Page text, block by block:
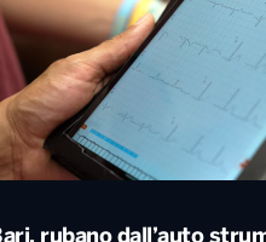
Consiglio dei ministri
delle accise sul
al litro fino al 25
Locali